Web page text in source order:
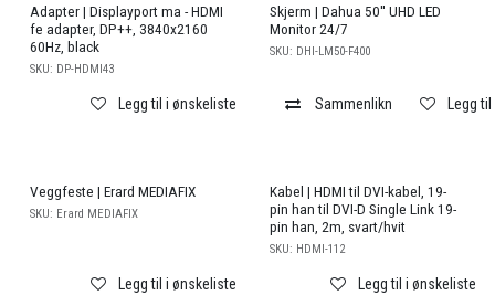
Adapter | Displayport ma - HDMI
fe adapter, DP++, 3840x2160
60Hz, black
SKU: DP-HDMI43
Legg til i ønskeliste
Skjerm | Dahua 50'' UHD LED
Monitor 24/7
SKU: DHI-LM50-F400
Sammenlikn Legg
Veggfeste | Erard MEDIAFIX
SKU: Erard MEDIAFIX
Legg til i ønskeliste
Kabel | HDMI til DVI-kabel, 19-
pin han til DVI-D Single Link 19-
pin han, 2m, svart/hvit
SKU: HDMI-112
Legg til i ønskeliste